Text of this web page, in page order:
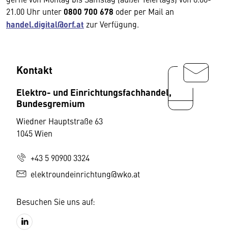
21.00 Uhr unter0800 700 678 oder per Mail an
handel.digital@orf.at zur Verfügung.
Kontakt
Elektro- und Einrichtungsfachhandel,
Bundesgremium
Wiedner Hauptstraße 63
1045 Wien
+43 5 90900 3324
elektroundeinrichtung@wko.at
Besuchen Sie uns auf: